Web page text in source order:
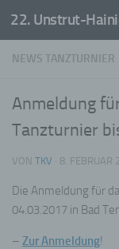
Zum Inhalt
22. Unstrut-
NEWS TANZTURNIER
Anmeldung
Tanzturnier
VON TKV · 8. FEBRUAR
Die Anmeldung für
04.03.2017 in Bad
– Zur Anmeldung!